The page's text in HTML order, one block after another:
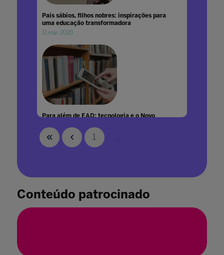
Pais sábios, filhos nobres: inspirações para
uma educação transformadora
11 mar. 2020
Para além de EAD: tecnologia e o Novo
21 abr. 2023 1
Conteúdo patrocinado